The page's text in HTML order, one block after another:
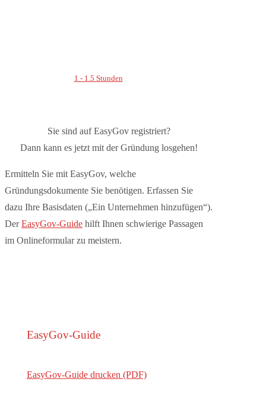
1 - 1.5 Stunden
Sie sind auf EasyGov registriert?
Dann kann es jetzt mit der Gründung losgehen!
Ermitteln Sie mit EasyGov, welche
Gründungsdokumente Sie benötigen. Erfassen Sie
dazu Ihre Basisdaten („Ein Unternehmen hinzufügen“).
DerEasyGov-Guide hilft Ihnen schwierige Passagen
im Onlineformular zu meistern.
EasyGov-Guide
EasyGov-Guide drucken (PDF)